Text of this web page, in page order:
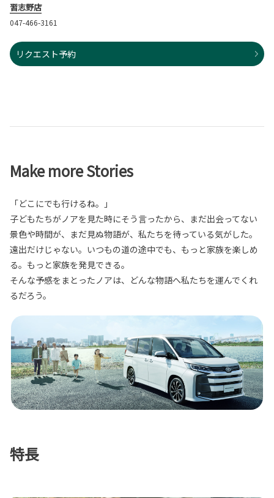
習志野店
047-466-3161
リクエスト予約
Make more Stories
「どこにでも行けるね。」
子どもたちがノアを見た時にそう言ったから、まだ出会ってない
景色や時間が、まだ見ぬ物語が、私たちを待っている気がした。
遠出だけじゃない。いつもの道の途中でも、もっと家族を楽しめ
る。もっと家族を発見できる。
そんな予感をまとったノアは、どんな物語へ私たちを運んでくれ
るだろう。
特長